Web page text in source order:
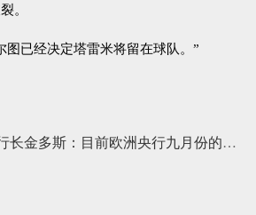
。
图已经决定塔雷米将留在球队。”
多斯：目前欧洲央行九月份的决策仍然未确定